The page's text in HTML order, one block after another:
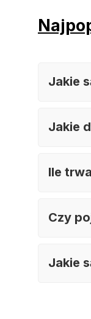
Jakie
Jakie
Ile
Czy
Jakie